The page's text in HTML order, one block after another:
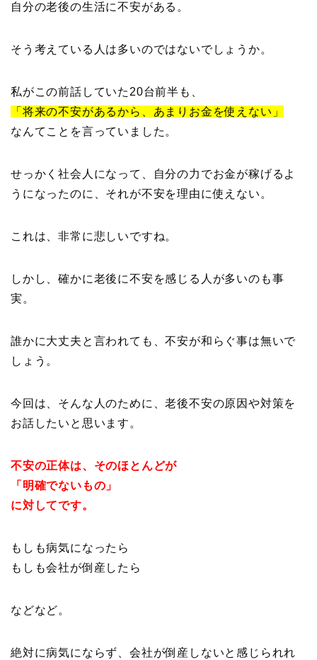
自分の老後の生活に不安がある。
そう考えている人は多いのではないでしょうか。
私がこの前話していた20台前半も、
「将来の不安があるから、あまりお金を使えない」
なんてことを言っていました。
せっかく社会人になって、自分の力でお金が稼げるよ
うになったのに、それが不安を理由に使えない。
これは、非常に悲しいですね。
しかし、確かに老後に不安を感じる人が多いのも事
実。
誰かに大丈夫と言われても、不安が和らぐ事は無いで
しょう。
今回は、そんな人のために、老後不安の原因や対策を
お話したいと思います。
不安の正体は、そのほとんどが
「明確でないもの」
に対してです。
もしも病気になったら
もしも会社が倒産したら
などなど。
絶対に病気にならず、会社が倒産しないと感じられれ